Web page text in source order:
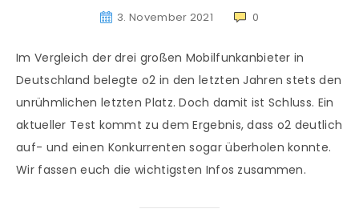
3. November 2021 0
Im Vergleich der drei großen Mobilfunkanbieter in
Deutschland belegte o2 in den letzten Jahren stets den
unrühmlichen letzten Platz. Doch damit ist Schluss. Ein
aktueller Test kommt zu dem Ergebnis, dass o2 deutlich
auf- und einen Konkurrenten sogar überholen konnte.
Wir fassen euch die wichtigsten Infos zusammen.